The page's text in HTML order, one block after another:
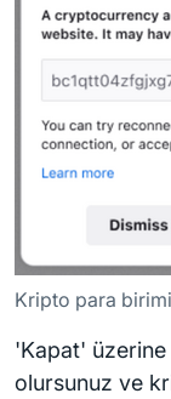
Kripto para
'Kapat' üzerine
olursunuz ve